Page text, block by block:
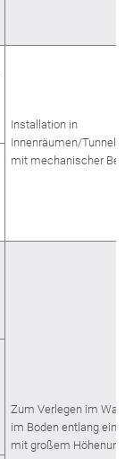
Installation in
Innenräumen/Tunneln/
mit mechanischer
Zum Verlegen im
im Boden entlang einer
mit großem